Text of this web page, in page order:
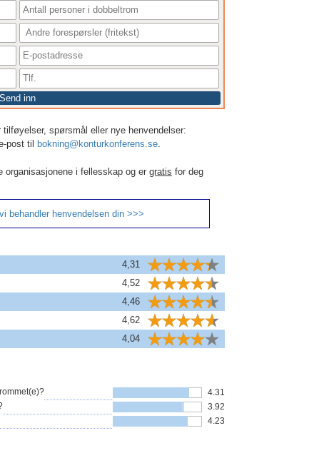
Send inn
spørsmål eller nye henvendelser:
post til bokning@konturkonferens.se.
organisasjonene i fellesskap og er gratis for deg
behandler henvendelsen din >>>
4,31
4,52
4,46
4,62
4,04
4.31
3.92
4.23